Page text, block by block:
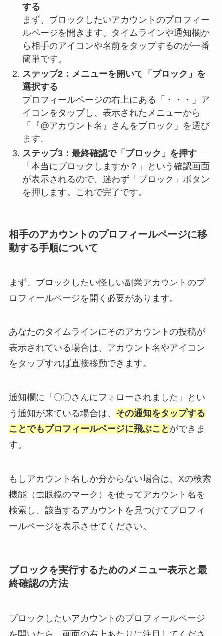
する
まず、ブロックしたいアカウントのプロフィー
ルページを開きます。タイムラインや通知欄か
ら相手のアイコンや名前をタップするのが一番
簡単です。
ステップ2：メニューを開いて「ブロック」を
選択する
プロフィールページの右上にある「・・・」ア
イコンをタップし、表示されたメニューから
「『@アカウント名』さんをブロック」を選び
ます。
ステップ3：最終確認で「ブロック」を押す
「本当にブロックしますか？」という確認画面
が表示されるので、迷わず「ブロック」ボタン
を押します。これで完了です。
相手のアカウントのプロフィールページに移
動する手順について
まず、ブロックしたい怪しい副業アカウントのプ
ロフィールページを開く必要があります。
あなたのタイムラインにそのアカウントの投稿が
表示されている場合は、アカウント名やアイコン
をタップすれば直接移動できます。
通知欄に「〇〇さんにフォローされました」とい
う通知が来ている場合は、 その通知をタップする
ことでもプロフィールページに飛ぶこと ができま
す。
もしアカウント名しか分からない場合は、Xの検索
機能（虫眼鏡のマーク）を使ってアカウント名を
検索し、該当するアカウントを見つけてプロフィ
ールページを表示させてください。
ブロックを実行するためのメニュー表示と最
終確認の方法
ブロックしたいアカウントのプロフィールページ
を開いたら、画面の右上あたりに注目してくださ